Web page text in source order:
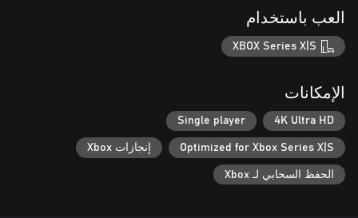
- A "Give Up" Button: Unlike your real 9-5 job, you get a "give
Just remember that everyone struggles to climb the corporate
Good luck!
العب باستخدام
XBOX Series X|S
الإمكانات
4K Ultra HD
Single player
Optimized for Xbox Series X|S إنجازات Xbox
الحفظ السحابي لـ Xbox